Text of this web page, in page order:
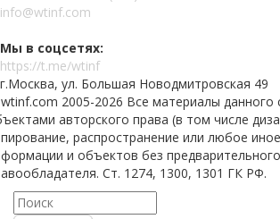
info@wtinf.com
Мы в соцсетях:
https://t.me/wtinf
г.Москва, ул. Большая Новодмитровская 49
2005-2026 Все материалы данного
авторского права (в том числе
распространение или любое
и объектов без
Ст. 1274, 1300, 1301 ГК РФ.